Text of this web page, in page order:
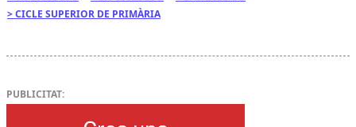
CICLE SUPERIOR DE PRIMÀRIA
PUBLICITAT: